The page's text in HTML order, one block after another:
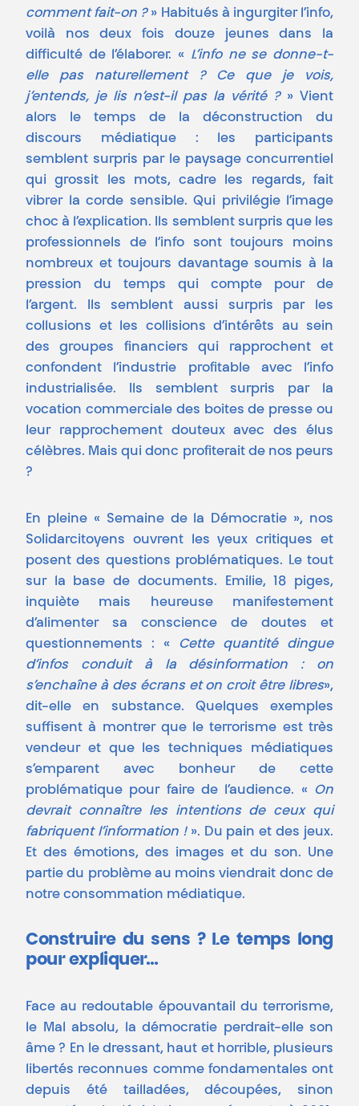
comment fait-on ?» Habitués à ingurgiter l’info,
voilà nos deux fois douze jeunes dans la
difficulté de l’élaborer. « L’info ne se donne-t-
elle pas naturellement ? Ce que je vois,
j’entends, je lis n’est-il pas la vérité ?» Vient
alors le temps de la déconstruction du
discours médiatique : les participants
semblent surpris par le paysage concurrentiel
qui grossit les mots, cadre les regards, fait
vibrer la corde sensible. Qui privilégie l’image
choc à l’explication. Ils semblent surpris que les
professionnels de l’info sont toujours moins
nombreux et toujours davantage soumis à la
pression du temps qui compte pour de
l’argent. Ils semblent aussi surpris par les
collusions et les collisions d’intérêts au sein
des groupes financiers qui rapprochent et
confondent l’industrie profitable avec l’info
industrialisée. Ils semblent surpris par la
vocation commerciale des boites de presse ou
leur rapprochement douteux avec des élus
célèbres. Mais qui donc profiterait de nos peurs
?
En pleine « Semaine de la Démocratie », nos
Solidarcitoyens ouvrent les yeux critiques et
posent des questions problématiques. Le tout
sur la base de documents. Emilie, 18 piges,
inquiète mais heureuse manifestement
d’alimenter sa conscience de doutes et
questionnements : «
Cette quantité dingue
d’infos conduit à la désinformation : on
s’enchaîne à des écrans et on croit être libres»,
dit-elle en substance. Quelques exemples
suffisent à montrer que le terrorisme est très
vendeur et que les techniques médiatiques
s’emparent avec bonheur de cette
problématique pour faire de l’audience. «
On
devrait connaître les intentions de ceux qui
fabriquent l’information !». Du pain et des jeux.
Et des émotions, des images et du son. Une
partie du problème au moins viendrait donc de
notre consommation médiatique.
Construire du sens ? Le temps long
pour expliquer…
Face au redoutable épouvantail du terrorisme,
le Mal absolu, la démocratie perdrait-elle son
âme ? En le dressant, haut et horrible, plusieurs
libertés reconnues comme fondamentales ont
depuis été tailladées, découpées, sinon